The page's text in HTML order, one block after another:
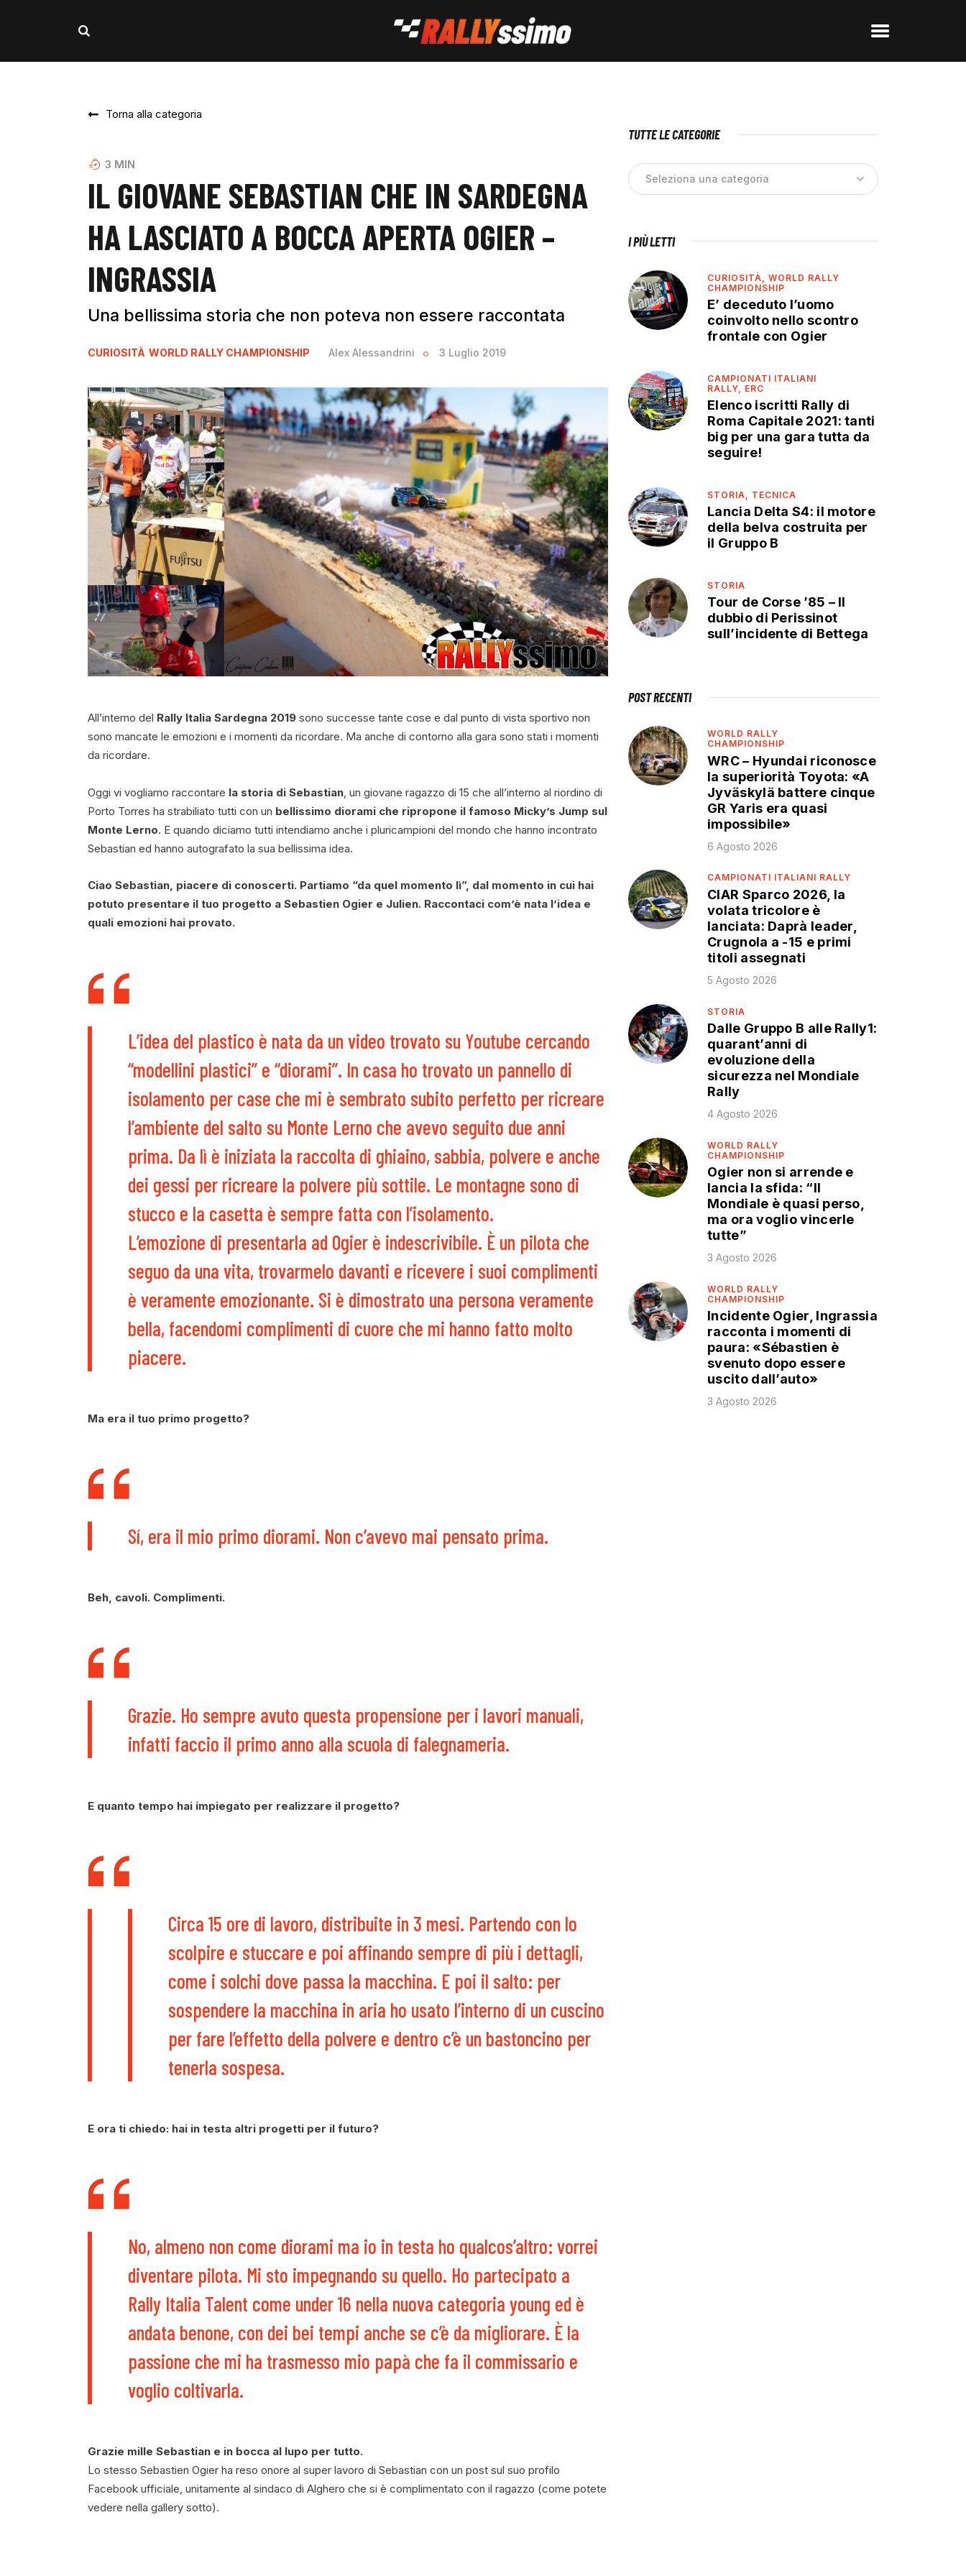
Torna alla categoria
3 MIN
IL GIOVANE SEBASTIAN CHE IN SARDEGNA
HA LASCIATO A BOCCA APERTA OGIER –
INGRASSIA
Una bellissima storia che non poteva non essere raccontata
CURIOSITÀ WORLD RALLY CHAMPIONSHIP Alex Alessandrini 3 Luglio 2019
All’interno del Rally Italia Sardegna 2019 sono successe tante cose e dal punto di vista sportivo non
sono mancate le emozioni e i momenti da ricordare. Ma anche di contorno alla gara sono stati i momenti
da ricordare.
Oggi vi vogliamo raccontare la storia di Sebastian, un giovane ragazzo di 15 che all’interno al riordino di
Porto Torres ha strabiliato tutti con un bellissimo diorami che ripropone il famoso Micky’s Jump sul
Monte Lerno. E quando diciamo tutti intendiamo anche i pluricampioni del mondo che hanno incontrato
Sebastian ed hanno autografato la sua bellissima idea.
Ciao Sebastian, piacere di conoscerti. Partiamo “da quel momento lì”, dal momento in cui hai
potuto presentare il tuo progetto a Sebastien Ogier e Julien. Raccontaci com’è nata l’idea e
quali emozioni hai provato.
L’idea del plastico è nata da un video trovato su Youtube cercando
“modellini plastici” e “diorami”. In casa ho trovato un pannello di
isolamento per case che mi è sembrato subito perfetto per ricreare
l’ambiente del salto su Monte Lerno che avevo seguito due anni
prima. Da lì è iniziata la raccolta di ghiaino, sabbia, polvere e anche
dei gessi per ricreare la polvere più sottile. Le montagne sono di
stucco e la casetta è sempre fatta con l’isolamento.
L’emozione di presentarla ad Ogier è indescrivibile. È un pilota che
seguo da una vita, trovarmelo davanti e ricevere i suoi complimenti
è veramente emozionante. Si è dimostrato una persona veramente
bella, facendomi complimenti di cuore che mi hanno fatto molto
piacere.
Ma era il tuo primo progetto?
Sí, era il mio primo diorami. Non c’avevo mai pensato prima.
Beh, cavoli. Complimenti.
Grazie. Ho sempre avuto questa propensione per i lavori manuali,
infatti faccio il primo anno alla scuola di falegnameria.
E quanto tempo hai impiegato per realizzare il progetto?
Circa 15 ore di lavoro, distribuite in 3 mesi. Partendo con lo
scolpire e stuccare e poi affinando sempre di più i dettagli,
come i solchi dove passa la macchina. E poi il salto: per
sospendere la macchina in aria ho usato l’interno di un cuscino
per fare l’effetto della polvere e dentro c’è un bastoncino per
tenerla sospesa.
E ora ti chiedo: hai in testa altri progetti per il futuro?
No, almeno non come diorami ma io in testa ho qualcos’altro: vorrei
diventare pilota. Mi sto impegnando su quello. Ho partecipato a
Rally Italia Talent come under 16 nella nuova categoria young ed è
andata benone, con dei bei tempi anche se c’è da migliorare. È la
passione che mi ha trasmesso mio papà che fa il commissario e
voglio coltivarla.
Grazie mille Sebastian e in bocca al lupo per tutto.
Lo stesso Sebastien Ogier ha reso onore al super lavoro di Sebastian con un post sul suo profilo
Facebook ufficiale, unitamente al sindaco di Alghero che si è complimentato con il ragazzo (come potete
vedere nella gallery sotto).
TUTTE LE CATEGORIE
I PIÙ LETTI
CURIOSITÀ,WORLD RALLY
CHAMPIONSHIP
E’ deceduto l’uomo
coinvolto nello scontro
frontale con Ogier
CAMPIONATI ITALIANI
RALLY, ERC
Elenco iscritti Rally di
Roma Capitale 2021: tanti
big per una gara tutta da
seguire!
STORIA, TECNICA
Lancia Delta S4: il motore
della belva costruita per
il Gruppo B
STORIA
Tour de Corse ’85 – Il
dubbio di Perissinot
sull’incidente di Bettega
POST RECENTI
WORLD RALLY
CHAMPIONSHIP
WRC – Hyundai riconosce
la superiorità Toyota: «A
Jyväskylä battere cinque
GR Yaris era quasi
impossibile»
6 Agosto 2026
CAMPIONATI ITALIANI RALLY
CIAR Sparco 2026, la
volata tricolore è
lanciata: Daprà leader,
Crugnola a -15 e primi
titoli assegnati
5 Agosto 2026
STORIA
Dalle Gruppo B alle Rally1:
quarant’anni di
evoluzione della
sicurezza nel Mondiale
Rally
4 Agosto 2026
WORLD RALLY
CHAMPIONSHIP
Ogier non si arrende e
lancia la sfida: “Il
Mondiale è quasi perso,
ma ora voglio vincerle
tutte”
3 Agosto 2026
WORLD RALLY
CHAMPIONSHIP
Incidente Ogier, Ingrassia
racconta i momenti di
paura: «Sébastien è
svenuto dopo essere
uscito dall’auto»
3 Agosto 2026